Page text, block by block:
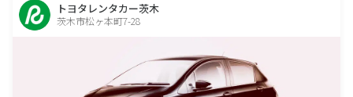
トヨタレンタカー茨木
茨木市松ヶ本町7-28